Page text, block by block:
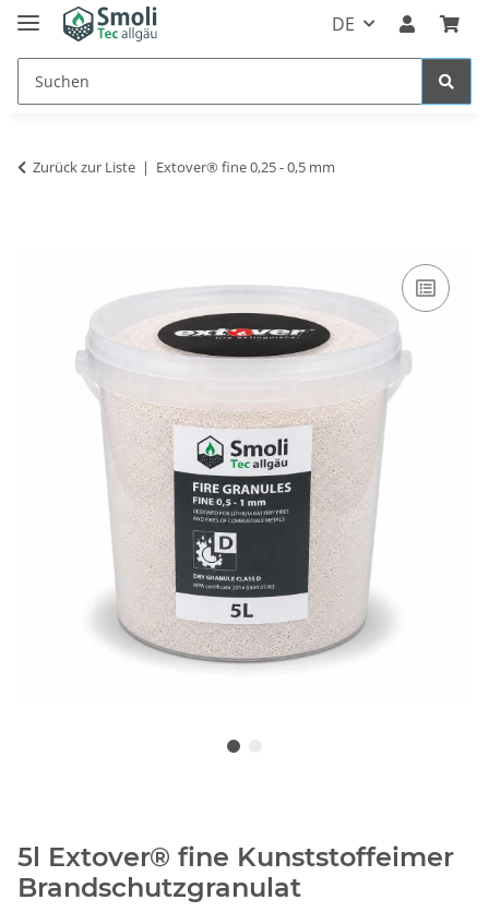
DE
Zurück zur Liste Extover® fine 0,25 - 0,5 mm
5l Extover® fine Kunststoffeimer
Brandschutzgranulat